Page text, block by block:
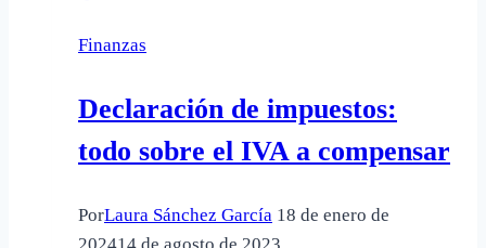
hipoteca
multidivisa
Finanzas
Declaración de impuestos:
todo sobre el IVA a compensar
PorLaura Sánchez García 18 de enero de